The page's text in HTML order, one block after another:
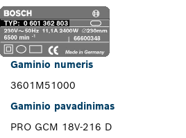
Gaminio numeris
3601M51000
Gaminio pavadinimas
PRO GCM 18V-216 D